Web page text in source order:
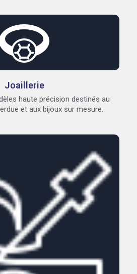
Joaillerie
haute précision destinés au
et aux bijoux sur mesure.